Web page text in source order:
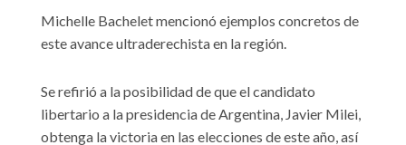
Michelle Bachelet mencionó ejemplos concretos de
este avance ultraderechista en la región.
Se refirió a la posibilidad de que el candidato
libertario a la presidencia de Argentina, Javier Milei,
obtenga la victoria en las elecciones de este año, así